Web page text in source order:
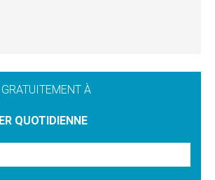
À
QUOTIDIENNE